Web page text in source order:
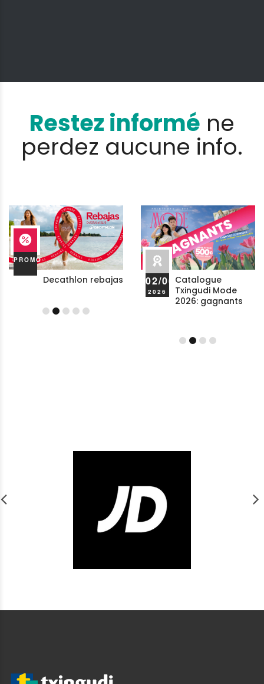
Restez informé ne
perdez aucune info.
Decathlon rebajas
PROMO
Oro Vivo
PROMO
Votre été d'offers
24/07
2026
Catalogue
Txingudi Mode
2026: gagnants
02/06
2026